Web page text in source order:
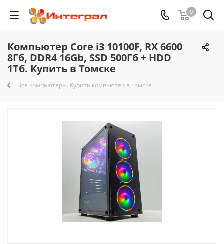
0
Компьютер Core i3 10100F, RX 6600
8Гб, DDR4 16Gb, SSD 500Гб + HDD
1Тб. Купить в Томске
Все компьютеры. Купить компьютер в Томске